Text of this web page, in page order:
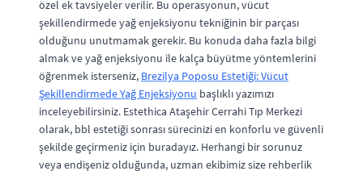
özel ek tavsiyeler verilir. Bu operasyonun, vücut
şekillendirmede yağ enjeksiyonu tekniğinin bir parçası
olduğunu unutmamak gerekir. Bu konuda daha fazla bilgi
almak ve yağ enjeksiyonu ile kalça büyütme yöntemlerini
öğrenmek isterseniz, Brezilya Poposu Estetiği: Vücut
Şekillendirmede Yağ Enjeksiyonu başlıklı yazımızı
inceleyebilirsiniz. Estethica Ataşehir Cerrahi Tıp Merkezi
olarak, bbl estetiği sonrası sürecinizi en konforlu ve güvenli
şekilde geçirmeniz için buradayız. Herhangi bir sorunuz
veya endişeniz olduğunda, uzman ekibimiz size rehberlik